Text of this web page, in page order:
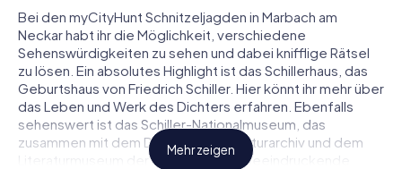
Bei den myCityHunt Schnitzeljagden in Marbach am
Neckar habt ihr die Möglichkeit, verschiedene
Sehenswürdigkeiten zu sehen und dabei knifflige Rätsel
zu lösen. Ein absolutes Highlight ist das Schillerhaus, das
Geburtshaus von Friedrich Schiller. Hier könnt ihr mehr über
das Leben und Werk des Dichters erfahren. Ebenfalls
sehenswert ist das Schiller-Nationalmuseum, das
zusammen mit dem Deutschen Literaturarchiv und dem
Literaturmuseum der Moderne eine beeindruckende
Mehr zeigen